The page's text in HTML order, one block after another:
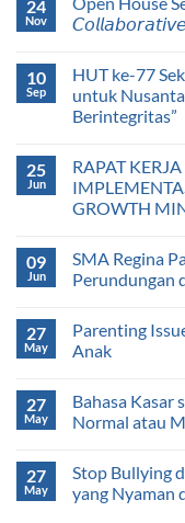
24
Nov
10
Sep
HUT ke-77
untuk
Berintegritas”
25
Jun
RAPAT
GROWTH
09
Jun
SMA Regina
Perundungan
27
May
Parenting
Anak
27
May
Bahasa Kasar
Normal atau
27
May
Stop Bullying
yang Nyaman